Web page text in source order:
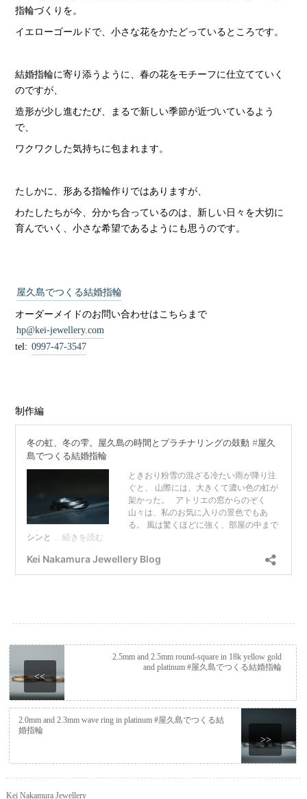
指輪づくりを。
イエローゴールドで、小さな花をかたどっているところです。
結婚指輪に寄り添うように、春の花をモチーフに仕立てていく
のですが、
造形が少し進むたび、まるで新しい季節が近づいているよう
で、
ワクワクした気持ちに包まれます。
たしかに、形ある指輪作りではありますが、
わたしたちが今、分かち合っているのは、新しい日々を大切に
育んでいく、小さな希望であるようにも思うのです。
屋久島でつくる結婚指輪
オーダーメイドのお問い合わせはこちらまで
hp@kei-jewellery.com
tel: 0997-47-3547
制作編
<<
2.5mm and 2.5mm round-square in 18k yellow gold
and platinum #屋久島でつくる結婚指輪
>>
2.0mm and 2.3mm wave ring in platinum #屋久島でつくる結
婚指輪
Kei Nakamura Jewellery